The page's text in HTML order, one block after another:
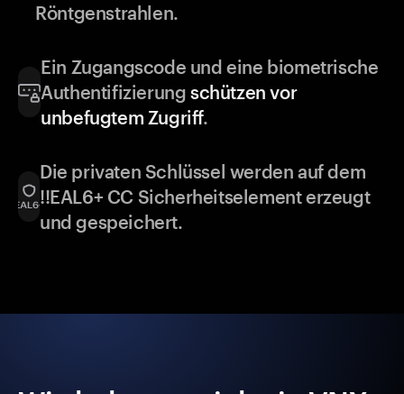
Röntgenstrahlen.
Ein Zugangscode und eine biometrische
Authentifizierung schützen vor
unbefugtem Zugriff.
Die privaten Schlüssel werden auf dem
!!EAL6+ CC Sicherheitselement erzeugt
und gespeichert.